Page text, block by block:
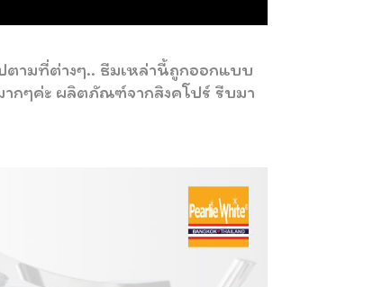
ตามที่ต่างๆ.. ธีมเหล่านี้ถูกออกแบบ
กๆค่ะ ผลิตภัณฑ์จากสิงคโปร์ รีบมา